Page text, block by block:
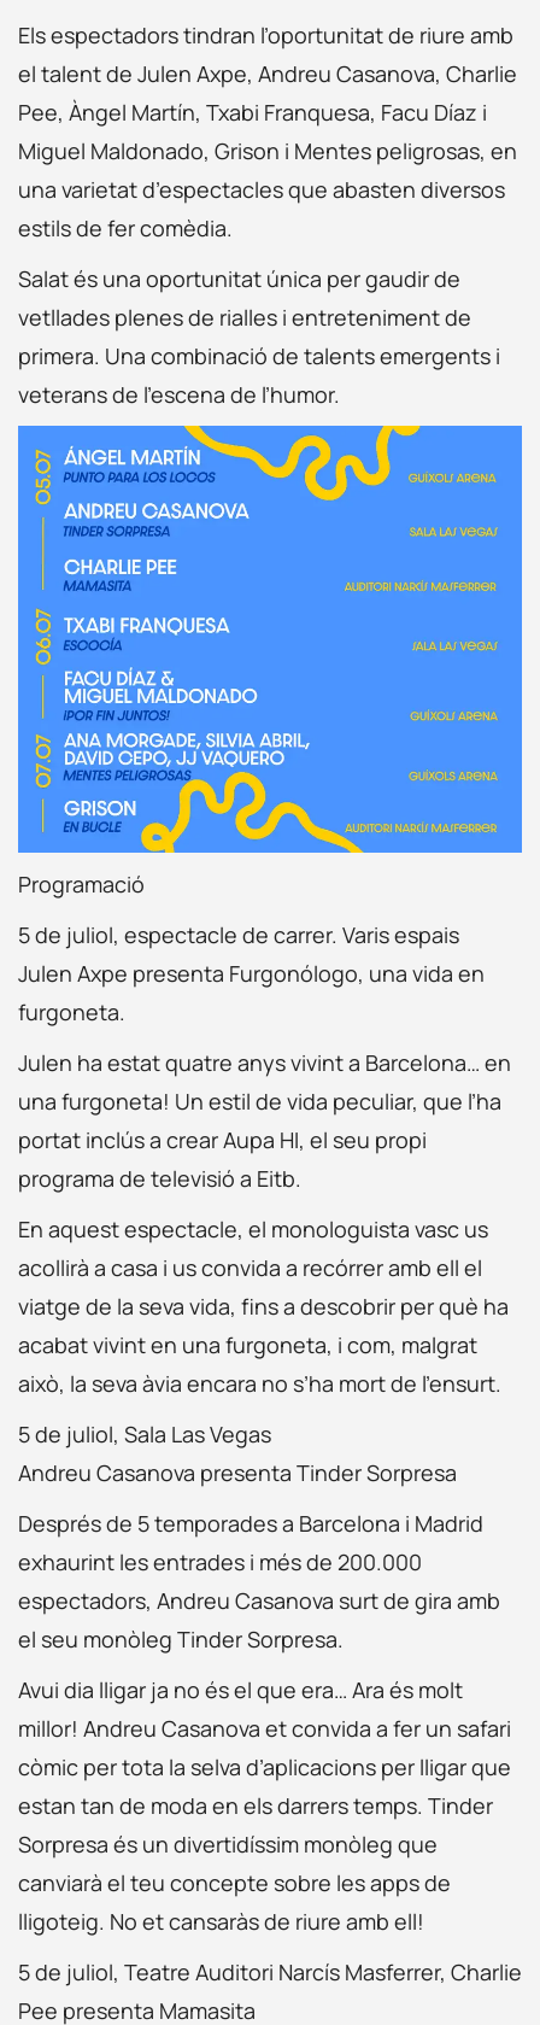
Els espectadors tindran l’oportunitat de riure amb
el talent de Julen Axpe, Andreu Casanova, Charlie
Pee, Àngel Martín, Txabi Franquesa, Facu Díaz i
Miguel Maldonado, Grison i Mentes peligrosas, en
una varietat d’espectacles que abasten diversos
estils de fer comèdia.
Salat és una oportunitat única per gaudir de
vetllades plenes de rialles i entreteniment de
primera. Una combinació de talents emergents i
veterans de l’escena de l’humor.
Programació
5 de juliol, espectacle de carrer. Varis espais
Julen Axpe presenta Furgonólogo, una vida en
furgoneta.
Julen ha estat quatre anys vivint a Barcelona… en
una furgoneta! Un estil de vida peculiar, que l’ha
portat inclús a crear Aupa HI, el seu propi
programa de televisió a Eitb.
En aquest espectacle, el monologuista vasc us
acollirà a casa i us convida a recórrer amb ell el
viatge de la seva vida, fins a descobrir per què ha
acabat vivint en una furgoneta, i com, malgrat
això, la seva àvia encara no s’ha mort de l’ensurt.
5 de juliol, Sala Las Vegas
Andreu Casanova presenta Tinder Sorpresa
Després de 5 temporades a Barcelona i Madrid
exhaurint les entrades i més de 200.000
espectadors, Andreu Casanova surt de gira amb
el seu monòleg Tinder Sorpresa.
Avui dia lligar ja no és el que era… Ara és molt
millor! Andreu Casanova et convida a fer un safari
còmic per tota la selva d’aplicacions per lligar que
estan tan de moda en els darrers temps. Tinder
Sorpresa és un divertidíssim monòleg que
canviarà el teu concepte sobre les apps de
lligoteig. No et cansaràs de riure amb ell!
5 de juliol, Teatre Auditori Narcís Masferrer, Charlie
Pee presenta Mamasita